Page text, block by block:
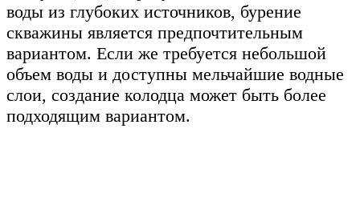
воды из глубоких источников, бурение
скважины является предпочтительным
вариантом. Если же требуется небольшой
объем воды и доступны мельчайшие водные
слои, создание колодца может быть более
подходящим вариантом.